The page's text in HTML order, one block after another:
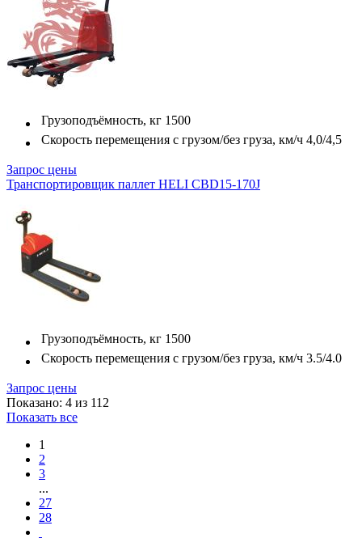
Грузоподъёмность, кг 1500
Скорость перемещения с грузом/без груза, км/ч 4,0/4,5
Запрос цены
Транспортировщик паллет HELI CBD15-170J
Грузоподъёмность, кг 1500
Скорость перемещения с грузом/без груза, км/ч 3.5/4.0
Запрос цены
Показано: 4 из 112
Показать все
1
2
3
...
27
28